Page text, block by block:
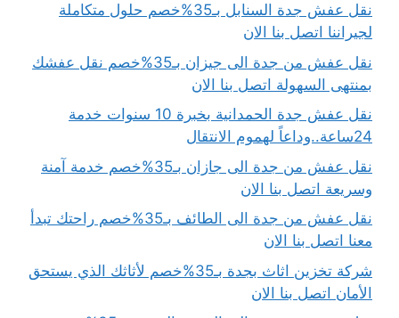
نقل عفش جدة السنابل بـ35%خصم حلول متكاملة
لجيراننا اتصل بنا الان
نقل عفش من جدة الى جيزان بـ35%خصم نقل عفشك
بمنتهى السهولة اتصل بنا الان
نقل عفش جدة الحمدانية بخبرة 10 سنوات خدمة
24ساعة..وداعاً لهموم الانتقال
نقل عفش من جدة الى جازان بـ35%خصم خدمة آمنة
وسريعة اتصل بنا الان
نقل عفش من جدة الى الطائف بـ35%خصم راحتك تبدأ
معنا اتصل بنا الان
شركة تخزين اثاث بجدة بـ35%خصم لأثاثك الذي يستحق
الأمان اتصل بنا الان